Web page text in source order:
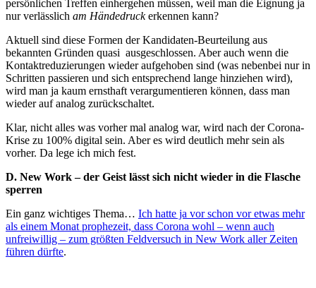
persönlichen Treffen einhergehen müssen, weil man die Eignung ja
nur verlässlich am Händedruckerkennen kann?
Aktuell sind diese Formen der Kandidaten-Beurteilung aus
bekannten Gründen quasi ausgeschlossen. Aber auch wenn die
Kontaktreduzierungen wieder aufgehoben sind (was nebenbei nur in
Schritten passieren und sich entsprechend lange hinziehen wird),
wird man ja kaum ernsthaft verargumentieren können, dass man
wieder auf analog zurückschaltet.
Klar, nicht alles was vorher mal analog war, wird nach der Corona-
Krise zu 100% digital sein. Aber es wird deutlich mehr sein als
vorher. Da lege ich mich fest.
D. New Work – der Geist lässt sich nicht wieder in die Flasche
sperren
Ein ganz wichtiges Thema… Ich hatte ja vor schon vor etwas mehr
als einem Monat prophezeit, dass Corona wohl – wenn auch
unfreiwillig – zum größten Feldversuch in New Work aller Zeiten
führen dürfte.